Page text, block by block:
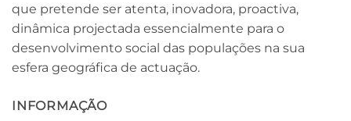
que pretende ser atenta, inovadora, proactiva,
dinâmica projectada essencialmente para o
desenvolvimento social das populações na sua
esfera geográfica de actuação.
INFORMAÇÃO